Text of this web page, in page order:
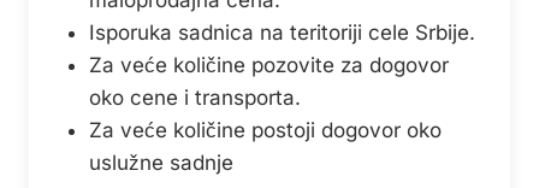
Isporuka sadnica na teritoriji cele Srbije.
Za veće količine pozovite za dogovor
oko cene i transporta.
Za veće količine postoji dogovor oko
uslužne sadnje